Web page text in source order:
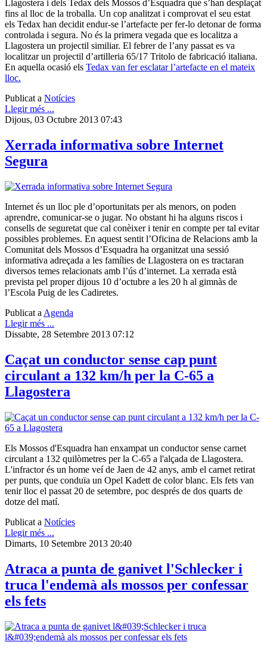
Llagostera i dels Tedax dels Mossos d’Esquadra que s’han desplaçat
fins al lloc de la troballa. Un cop analitzat i comprovat el seu estat
els Tedax han decidit endur-se l’artefacte per fer-lo detonar de forma
controlada i segura. No és la primera vegada que es localitza a
Llagostera un projectil similiar. El febrer de l’any passat es va
localitzar un projectil d’artilleria 65/17 Tritolo de fabricació italiana.
En aquella ocasió els Tedax van fer esclatar l’artefacte en el mateix
lloc.
Publicat a Notícies
Llegir més ...
Dijous, 03 Octubre 2013 07:43
Xerrada informativa sobre Internet
Segura
Internet és un lloc ple d’oportunitats per als menors, on poden
aprendre, comunicar-se o jugar. No obstant hi ha alguns riscos i
consells de seguretat que cal conèixer i tenir en compte per tal evitar
possibles problemes. En aquest sentit l’Oficina de Relacions amb la
Comunitat dels Mossos d’Esquadra ha organitzat una sessió
informativa adreçada a les famílies de Llagostera on es tractaran
diversos temes relacionats amb l’ús d’internet. La xerrada està
prevista pel proper dijous 10 d’octubre a les 20 h al gimnàs de
l’Escola Puig de les Cadiretes.
Publicat a Agenda
Llegir més ...
Dissabte, 28 Setembre 2013 07:12
Caçat un conductor sense cap punt
circulant a 132 km/h per la C-65 a
Llagostera
Els Mossos d'Esquadra han enxampat un conductor sense carnet
circulant a 132 quilòmetres per la C-65 a l'alçada de Llagostera.
L'infractor és un home veí de Jaen de 42 anys, amb el carnet retirat
per punts, que conduïa un Opel Kadett de color blanc. Els fets van
tenir lloc el passat 20 de setembre, poc després de dos quarts de
dotze del matí.
Publicat a Notícies
Llegir més ...
Dimarts, 10 Setembre 2013 20:40
Atraca a punta de ganivet l'Schlecker i
truca l'endemà als mossos per confessar
els fets